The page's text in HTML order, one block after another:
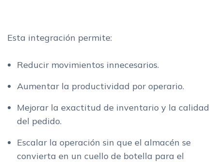
Esta integración permite:
Reducir movimientos innecesarios.
Aumentar la productividad por operario.
Mejorar la exactitud de inventario y la calidad
del pedido.
Escalar la operación sin que el almacén se
convierta en un cuello de botella para el